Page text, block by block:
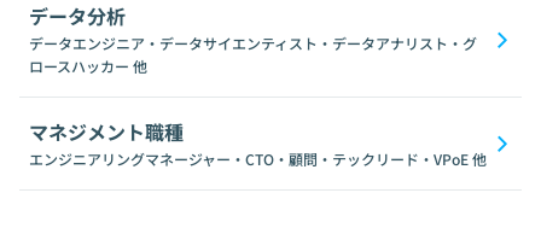
データ分析
データエンジニア・データサイエンティスト・データアナリスト・グ
ロースハッカー 他
マネジメント職種
エンジニアリングマネージャー・CTO・顧問・テックリード・VPoE他